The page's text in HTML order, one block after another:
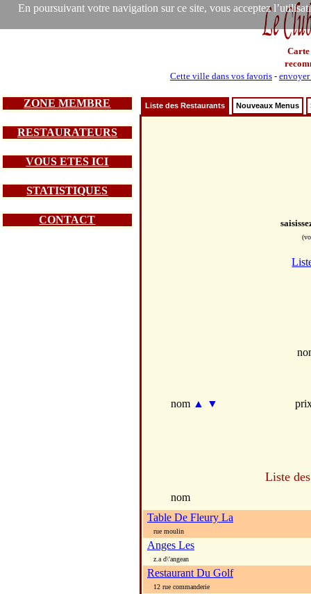
En poursuivant votre navigation sur ce site, vous acceptez
Carte
Cette ville dans vos favoris -
ZONE MEMBRE
RESTAURATEURS
VOUS ETES ICI
STATISTIQUES
CONTACT
Liste des Restaurants Nouveaux Menus
nom ▲ ▼
Liste
nom
Table De Fleury La
rue moulin
Anges Les
z.a d\'angean
Restaurant Du Golf
12 rue commanderie